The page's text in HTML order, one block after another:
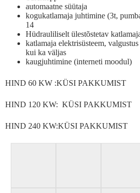
automaatne süütaja
kogukatlamaja juhtimine (3t,
14
Hüdrauliliselt ülestõstetav
katlamaja elektrisüsteem,
kui ka väljas
kaugjuhtimine (interneti moodul)
HIND 60 KW :KÜSI PAKKUMIST
HIND 120 KW: KÜSI PAKKUMIST
HIND 240 KW:KÜSI PAKKUMIST